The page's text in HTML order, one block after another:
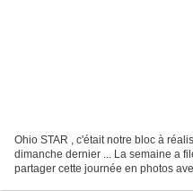
Ohio STAR , c'était notre bloc à
dimanche dernier ... La semaine a
partager cette journée en photos